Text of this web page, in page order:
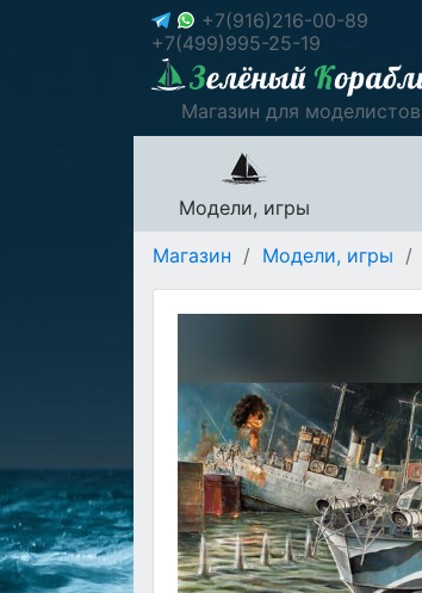
+7(916)216-00-89
+7(499)995-25-19
Магазин для моделистов
Модели, игры
Магазин / Модели, игры /